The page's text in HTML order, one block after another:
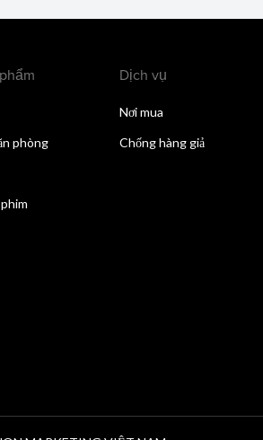
phòng
Dịch vụ
Nơi mua
Chống hàng giả